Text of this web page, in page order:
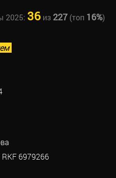
2025: 36из 227(топ 16%)
RKF 6979266